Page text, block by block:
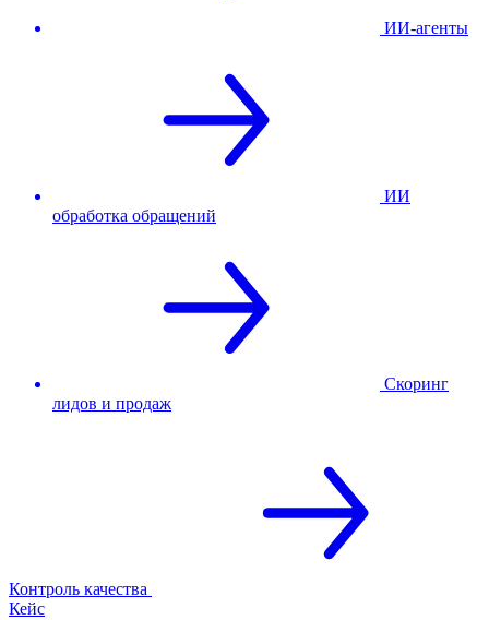
ИИ-агенты
ИИ
обработка обращений
Скоринг
лидов и продаж
Контроль качества
Кейс